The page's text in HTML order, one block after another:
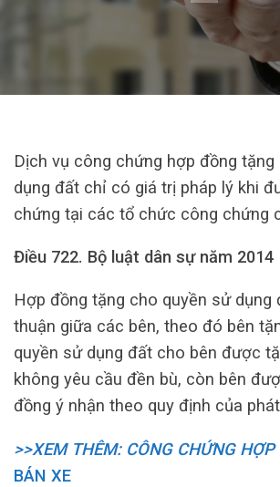
Dịch vụ công chứng hợp đồng
dụng đất chỉ có giá trị pháp lý khi
chứng tại các tổ chức công chứng
Điều 722. Bộ luật dân sự năm 2014
Hợp đồng tặng cho quyền sử dụng
thuận giữa các bên, theo đó bên
quyền sử dụng đất cho bên được
không yêu cầu đền bù, còn bên
đồng ý nhận theo quy định của
>>XEM THÊM: CÔNG CHỨNG
BÁN XE